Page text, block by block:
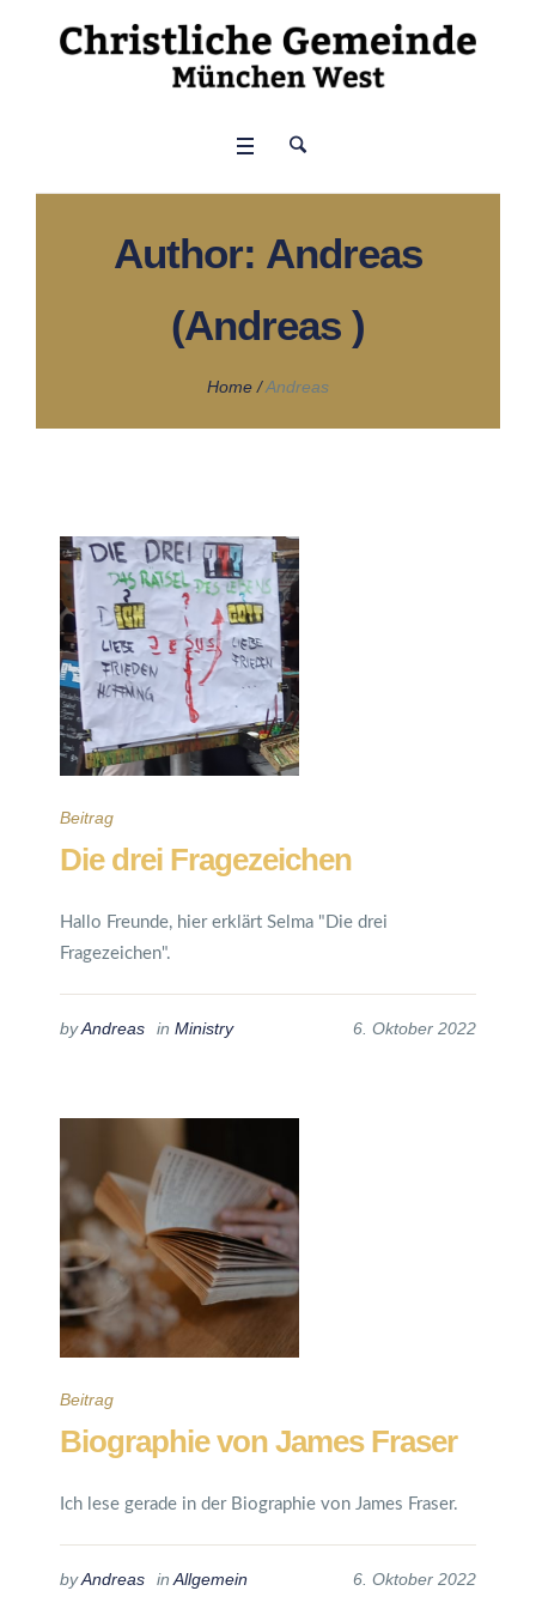
Author: Andreas
(Andreas )
Home /Andreas
Beitrag
Die drei Fragezeichen
Hallo Freunde, hier erklärt Selma "Die drei
Fragezeichen".
6. Oktober 2022
byAndreas in Ministry
Beitrag
Biographie von James Fraser
Ich lese gerade in der Biographie von James Fraser.
6. Oktober 2022
byAndreas in Allgemein